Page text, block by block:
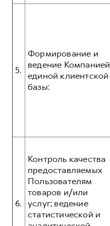
5.
Формирование и
ведение Компанией
единой клиентской
базы:
6.
Контроль качества
предоставляемых
Пользователям
товаров и/или
услуг; ведение
статистической и